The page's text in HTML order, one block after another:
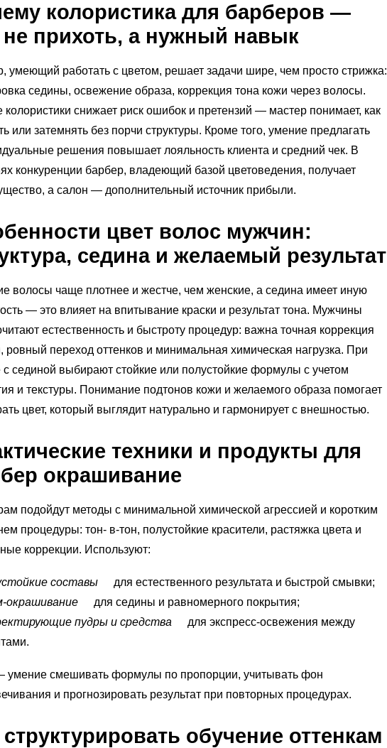
колористика для барберов —
не прихоть, а нужный навык
умеющий работать с цветом, решает задачи шире, чем просто стрижка:
седины, освежение образа, коррекция тона кожи через волосы.
колористики снижает риск ошибок и претензий — мастер понимает, как
или затемнять без порчи структуры. Кроме того, умение предлагать
решения повышает лояльность клиента и средний чек. В
конкуренции барбер, владеющий базой цветоведения, получает
а салон — дополнительный источник прибыли.
цвет волос мужчин:
седина и желаемый результат
волосы чаще плотнее и жестче, чем женские, а седина имеет иную
— это влияет на впитывание краски и результат тона. Мужчины
естественность и быстроту процедур: важна точная коррекция
ровный переход оттенков и минимальная химическая нагрузка. При
с сединой выбирают стойкие или полустойкие формулы с учетом
и текстуры. Понимание подтонов кожи и желаемого образа помогает
цвет, который выглядит натурально и гармонирует с внешностью.
техники и продукты для
окрашивание
подойдут методы с минимальной химической агрессией и коротким
процедуры: тон- в‑тон, полустойкие красители, растяжка цвета и
коррекции. Используют:
составы
для естественного результата и быстрой смывки;
для седины и равномерного покрытия;
пудры и средства
для экспресс‑освежения между
умение смешивать формулы по пропорции, учитывать фон
и прогнозировать результат при повторных процедурах.
структурировать обучение оттенкам